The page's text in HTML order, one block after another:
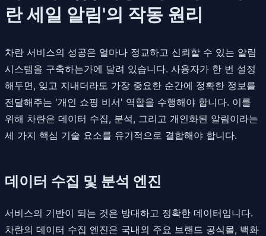
란 세일 알림'의 작동 원리
차란 서비스의 성공은 얼마나 정교하고 신뢰할 수 있는 알림
시스템을 구축하는가에 달려 있습니다. 사용자가 한 번 설정
해두면, 잊고 지내더라도 가장 중요한 순간에 정확한 정보를
전달해주는 '개인 쇼핑 비서' 역할을 수행해야 합니다. 이를
위해 차란은 데이터 수집, 분석, 그리고 개인화된 알림이라는
세 가지 핵심 기술 요소를 유기적으로 결합해야 합니다.
데이터 수집 및 분석 엔진
서비스의 기반이 되는 것은 방대하고 정확한 데이터입니다.
차란의 데이터 수집 엔진은 국내외 주요 브랜드 공식몰, 백화